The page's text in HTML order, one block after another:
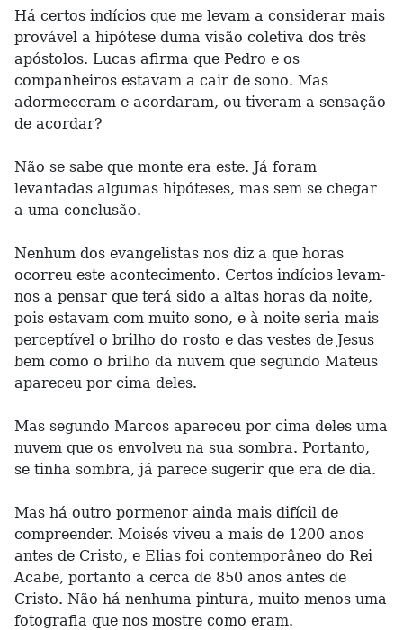
Há certos indícios que me levam a considerar mais
provável a hipótese duma visão coletiva dos três
apóstolos. Lucas afirma que Pedro e os
companheiros estavam a cair de sono. Mas
adormeceram e acordaram, ou tiveram a sensação
de acordar?
Não se sabe que monte era este. Já foram
levantadas algumas hipóteses, mas sem se chegar
a uma conclusão.
Nenhum dos evangelistas nos diz a que horas
ocorreu este acontecimento. Certos indícios levam-
nos a pensar que terá sido a altas horas da noite,
pois estavam com muito sono, e à noite seria mais
perceptível o brilho do rosto e das vestes de Jesus
bem como o brilho da nuvem que segundo Mateus
apareceu por cima deles.
Mas segundo Marcos apareceu por cima deles uma
nuvem que os envolveu na sua sombra. Portanto,
se tinha sombra, já parece sugerir que era de dia.
Mas há outro pormenor ainda mais difícil de
compreender. Moisés viveu a mais de 1200 anos
antes de Cristo, e Elias foi contemporâneo do Rei
Acabe, portanto a cerca de 850 anos antes de
Cristo. Não há nenhuma pintura, muito menos uma
fotografia que nos mostre como eram.